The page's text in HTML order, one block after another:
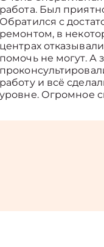
работа. Был
Обратился с
ремонтом, в
центрах
помочь не могут. А
работу и всё
уровне. Огромное